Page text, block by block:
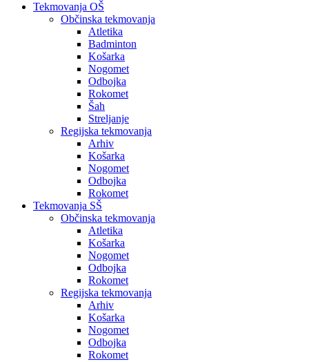
Tekmovanja OŠ
Občinska tekmovanja
Atletika
Badminton
Košarka
Nogomet
Odbojka
Rokomet
Šah
Streljanje
Regijska tekmovanja
Arhiv
Košarka
Nogomet
Odbojka
Rokomet
Tekmovanja SŠ
Občinska tekmovanja
Atletika
Košarka
Nogomet
Odbojka
Rokomet
Regijska tekmovanja
Arhiv
Košarka
Nogomet
Odbojka
Rokomet